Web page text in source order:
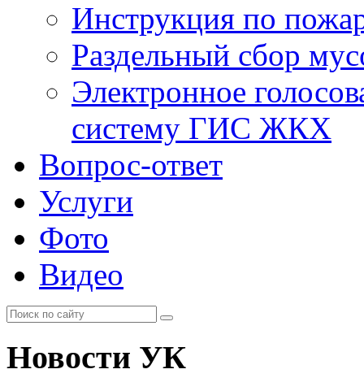
Инструкция по
Раздельный сбор
Электронное
систему ГИС ЖКХ
Вопрос-ответ
Услуги
Фото
Видео
Новости УК